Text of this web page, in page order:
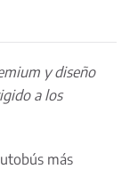
y diseño
a los
más